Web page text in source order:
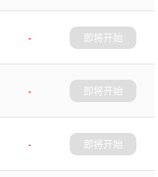
-
即将开始
-
即将开始
-
即将开始